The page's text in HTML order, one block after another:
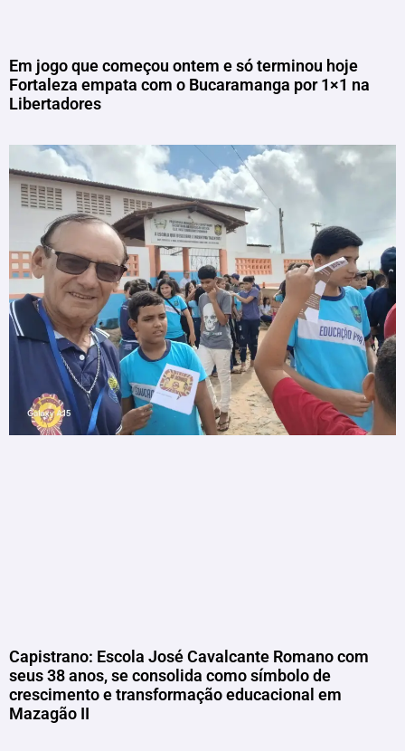
Em jogo que começou ontem e só terminou hoje
Fortaleza empata com o Bucaramanga por 1×1 na
Libertadores
Capistrano: Escola José Cavalcante Romano com
seus 38 anos, se consolida como símbolo de
crescimento e transformação educacional em
Mazagão II